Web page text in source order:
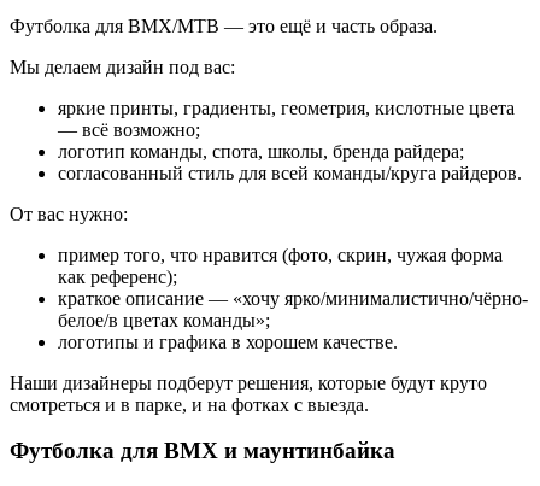
Футболка для BMX/MTB — это ещё и часть образа.
Мы делаем дизайн под вас:
яркие принты, градиенты, геометрия, кислотные цвета
— всё возможно;
логотип команды, спота, школы, бренда райдера;
согласованный стиль для всей команды/круга райдеров.
От вас нужно:
пример того, что нравится (фото, скрин, чужая форма
как референс);
краткое описание — «хочу ярко/минималистично/чёрно-
белое/в цветах команды»;
логотипы и графика в хорошем качестве.
Наши дизайнеры подберут решения, которые будут круто
смотреться и в парке, и на фотках с выезда.
Футболка для BMX и маунтинбайка